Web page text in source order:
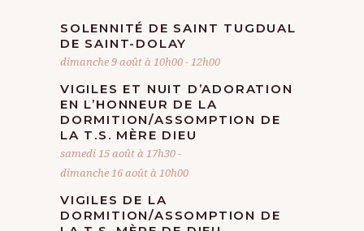
SOLENNITÉ DE SAINT TUGDUAL
DE SAINT-DOLAY
dimanche 9 août à 10h00-12h00
VIGILES ET NUIT D’ADORATION
EN L’HONNEUR DE LA
DORMITION/ASSOMPTION DE
LA T.S. MÈRE DIEU
samedi 15 août à 17h30-
dimanche 16 août à 10h00
VIGILES DE LA
DORMITION/ASSOMPTION DE